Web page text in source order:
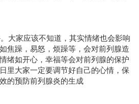
大家应该不知道，其实情绪也会影响
焦躁，易怒，烦躁等，会对前列腺造
绪如开心，幸福等会对前列腺的保护
里大家一定要调节好自己的心情，保
的预防前列腺炎的生成